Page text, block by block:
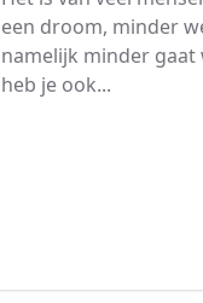
een droom, minder
namelijk minder gaat
heb je ook...